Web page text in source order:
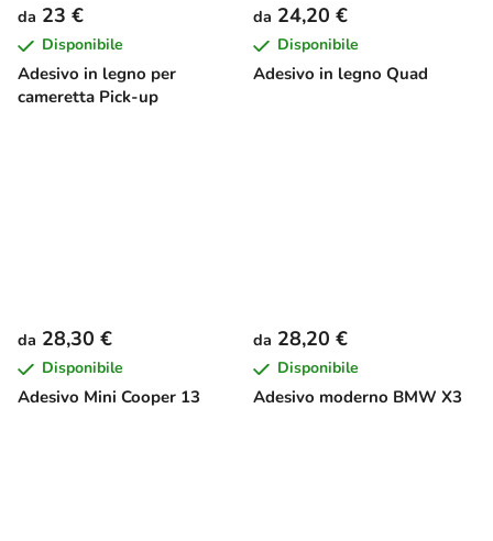
Adesivo in legno per
cameretta Pick-up
da 23 €
Disponibile
Adesivo in legno Quad
da 24,20 €
Disponibile
Adesivo Mini Cooper 13
da 28,30 €
Disponibile
Adesivo moderno BMW X3
da 28,20 €
Disponibile